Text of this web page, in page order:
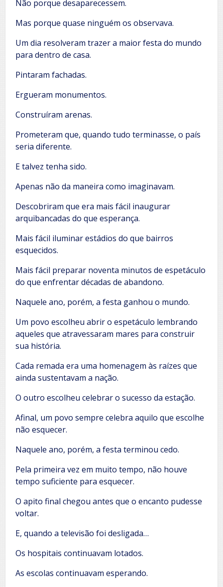
Não porque desaparecessem.
Mas porque quase ninguém os observava.
Um dia resolveram trazer a maior festa do mundo
para dentro de casa.
Pintaram fachadas.
Ergueram monumentos.
Construíram arenas.
Prometeram que, quando tudo terminasse, o país
seria diferente.
E talvez tenha sido.
Apenas não da maneira como imaginavam.
Descobriram que era mais fácil inaugurar
arquibancadas do que esperança.
Mais fácil iluminar estádios do que bairros
esquecidos.
Mais fácil preparar noventa minutos de espetáculo
do que enfrentar décadas de abandono.
Naquele ano, porém, a festa ganhou o mundo.
Um povo escolheu abrir o espetáculo lembrando
aqueles que atravessaram mares para construir
sua história.
Cada remada era uma homenagem às raízes que
ainda sustentavam a nação.
O outro escolheu celebrar o sucesso da estação.
Afinal, um povo sempre celebra aquilo que escolhe
não esquecer.
Naquele ano, porém, a festa terminou cedo.
Pela primeira vez em muito tempo, não houve
tempo suficiente para esquecer.
O apito final chegou antes que o encanto pudesse
voltar.
E, quando a televisão foi desligada…
Os hospitais continuavam lotados.
As escolas continuavam esperando.